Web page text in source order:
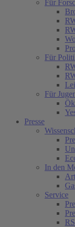
Für
Für
Für
Presse
In den
Service